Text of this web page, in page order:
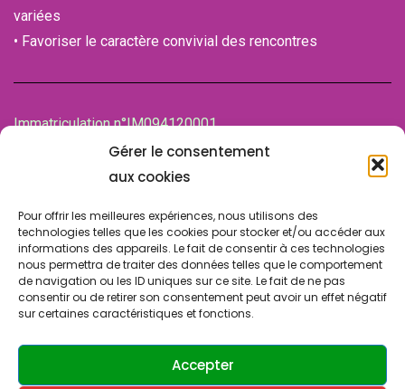
Gérer le consentement
aux cookies
Pour offrir les meilleures expériences, nous utilisons des
technologies telles que les cookies pour stocker et/ou accéder aux
informations des appareils. Le fait de consentir à ces technologies
nous permettra de traiter des données telles que le comportement
de navigation ou les ID uniques sur ce site. Le fait de ne pas
consentir ou de retirer son consentement peut avoir un effet négatif
sur certaines caractéristiques et fonctions.
Accepter
variées
• Favoriser le caractère convivial des rencontres
Immatriculation n°IM094120001
de la Chambre des associations (CDA)
94100 SAINT-MAUR-DES-FOSSES
Design & Développement par